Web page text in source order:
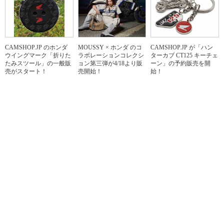
CAMSHOP.JP のホンダ
ウイングマーク「折りた
たみスツール」の一般販
売がスタート！
MOUSSY × ホンダ のコ
ラボレーションコレクシ
ョン第三弾が4/18より販
売開始！
CAMSHOP.JP が「ハン
ターカブ CT125 キーチェ
ーン」の予約販売を開
始！